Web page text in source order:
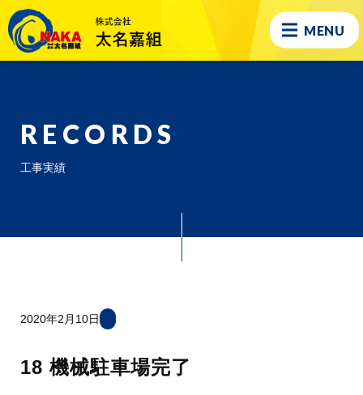
MENU
RECORDS
工事実績
2020年2月10日
18 機械駐車場完了